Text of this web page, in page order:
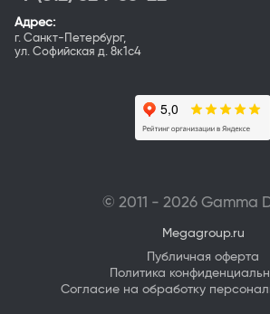
Адрес:
г. Санкт-Петербург,
ул. Софийская д. 8к1с4
© 2011 - 2026 Gamma
Megagroup.ru
Публичная оферта
Политика
Согласие на обработку